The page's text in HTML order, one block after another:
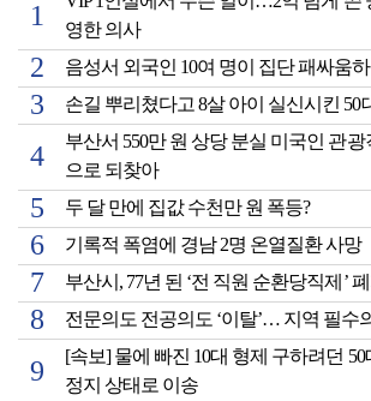
영한 의사
음성서 외국인 10여 명이 집단 패싸움
손길 뿌리쳤다고 8살 아이 실신시킨 50
부산서 550만 원 상당 분실 미국인 관광
으로 되찾아
두 달 만에 집값 수천만 원 폭등?
기록적 폭염에 경남 2명 온열질환 사망
부산시, 77년 된 ‘전 직원 순환당직제’ 폐
전문의도 전공의도 ‘이탈’… 지역 필수
[속보] 물에 빠진 10대 형제 구하려던 50
정지 상태로 이송